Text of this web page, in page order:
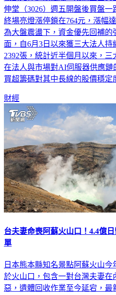
伸堂（3026）週五開盤後買盤一
終場亮燈漲停鎖在764元，漲幅
為大盤震盪下，資金優先回補的
面，自6月3日以來獲三大法人持
2392張，統計近半個月以來，三
在法人與市場對AI伺服器供應鏈
買超籌碼對其中長線的股價穩定
財經
台夫妻命喪阿蘇火山口！4.4億
單
日本熊本縣知名景點阿蘇火山
於火山口，包含一對台灣夫妻
惡，遺體回收作業至今延宕，